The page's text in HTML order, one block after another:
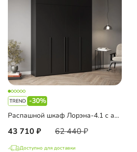
-30%
Распашной шкаф Лорэна-4.1 с антресолью
43 710 62 440
Доступно для доставки